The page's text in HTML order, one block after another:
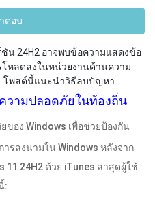
ตอบ
ชัน 24H2 อาจพบข้อความแสดงข้อ
หลดลงในหน่วยงานด้านความ
โพสต์นี้แนะนำวิธีลบปัญหา
วามปลอดภัยในท้องถิ่น
อง Windows เพื่อช่วยป้องกัน
รลงนามใน Windows หลังจาก
11 24H2 ด้วย iTunes ล่าสุดผู้ใช้
: